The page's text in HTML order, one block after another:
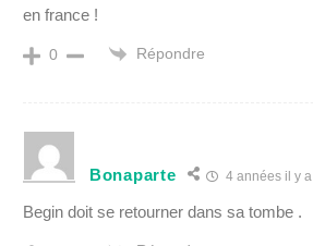
en france !
0 Répondre
Bonaparte 4 années il y a
Begin doit se retourner dans sa tombe .